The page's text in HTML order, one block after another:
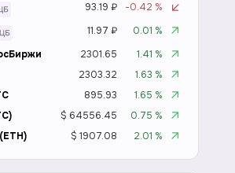
93.19 ₽
-0.42 %
11.97 ₽
0.01 %
2301.65
1.41 %
2303.32
1.63 %
895.93
1.65 %
$ 64556.45
0.75 %
$ 1907.08 2.01 %